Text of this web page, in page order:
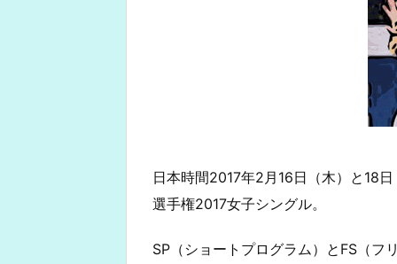
日本時間2017年2月16日（木）と18
選手権2017女子シングル。
SP（ショートプログラム）とFS（フ